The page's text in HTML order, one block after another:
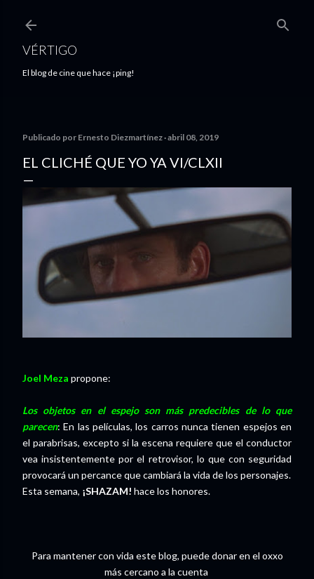
VÉRTIGO
El blog de cine que hace ¡ping!
Publicado por Ernesto Diezmartínez abril 08, 2019
EL CLICHÉ QUE YO YA VI/CLXII
Joel Meza propone:
Los objetos en el espejo son más predecibles de lo que
parecen: En las películas, los carros nunca tienen espejos en
el parabrisas, excepto si la escena requiere que el conductor
vea insistentemente por el retrovisor, lo que con seguridad
provocará un percance que cambiará la vida de los personajes.
Esta semana, ¡SHAZAM! hace los honores.
Para mantener con vida este blog, puede donar en el oxxo
más cercano a la cuenta